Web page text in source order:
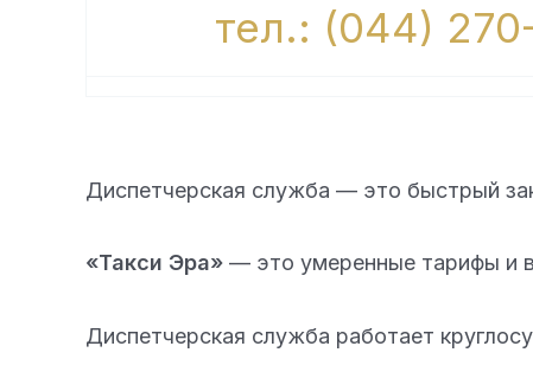
тел.: (044)
Диспетчерская служба — это быстрый
«Такси Эра» — это умеренные тарифы и
Диспетчерская служба работает